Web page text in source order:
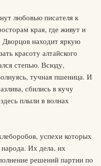
любовью писателя к
края, где живут и
находит яркую
красоту алтайского
степью. Всюду,
тучная пшеница. И
сбились в кучу
плыли в волнах
успехи которых
Их дела, их
решений партии по